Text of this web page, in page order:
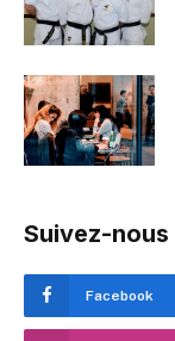
Suivez-nous
Facebook